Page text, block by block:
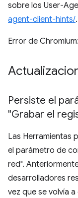
sobre los User-
agent-client-hints/.
Error de Chromium:
Persiste el
"Grabar el
Las Herramientas
el parámetro de
red".
desarrolladores
vez que se volvía